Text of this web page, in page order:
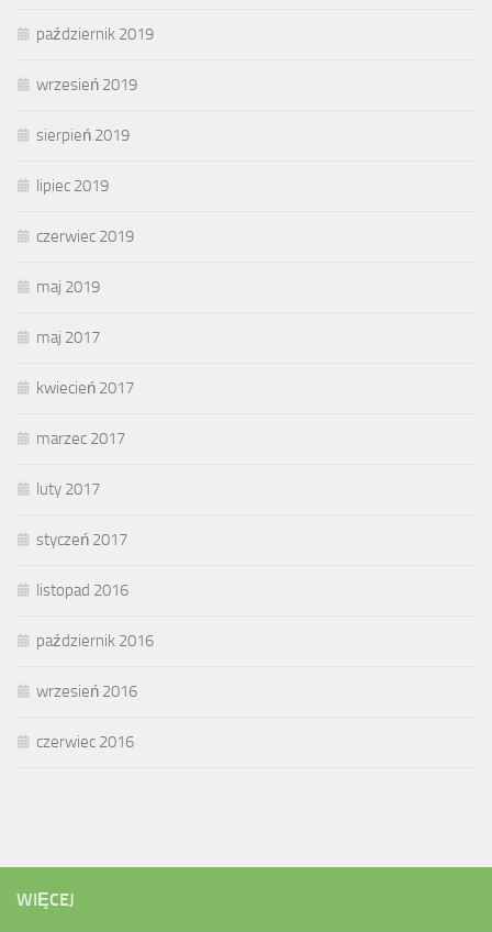
październik 2019
wrzesień 2019
sierpień 2019
lipiec 2019
czerwiec 2019
maj 2019
maj 2017
kwiecień 2017
marzec 2017
luty 2017
styczeń 2017
listopad 2016
październik 2016
wrzesień 2016
czerwiec 2016
WIĘCEJ